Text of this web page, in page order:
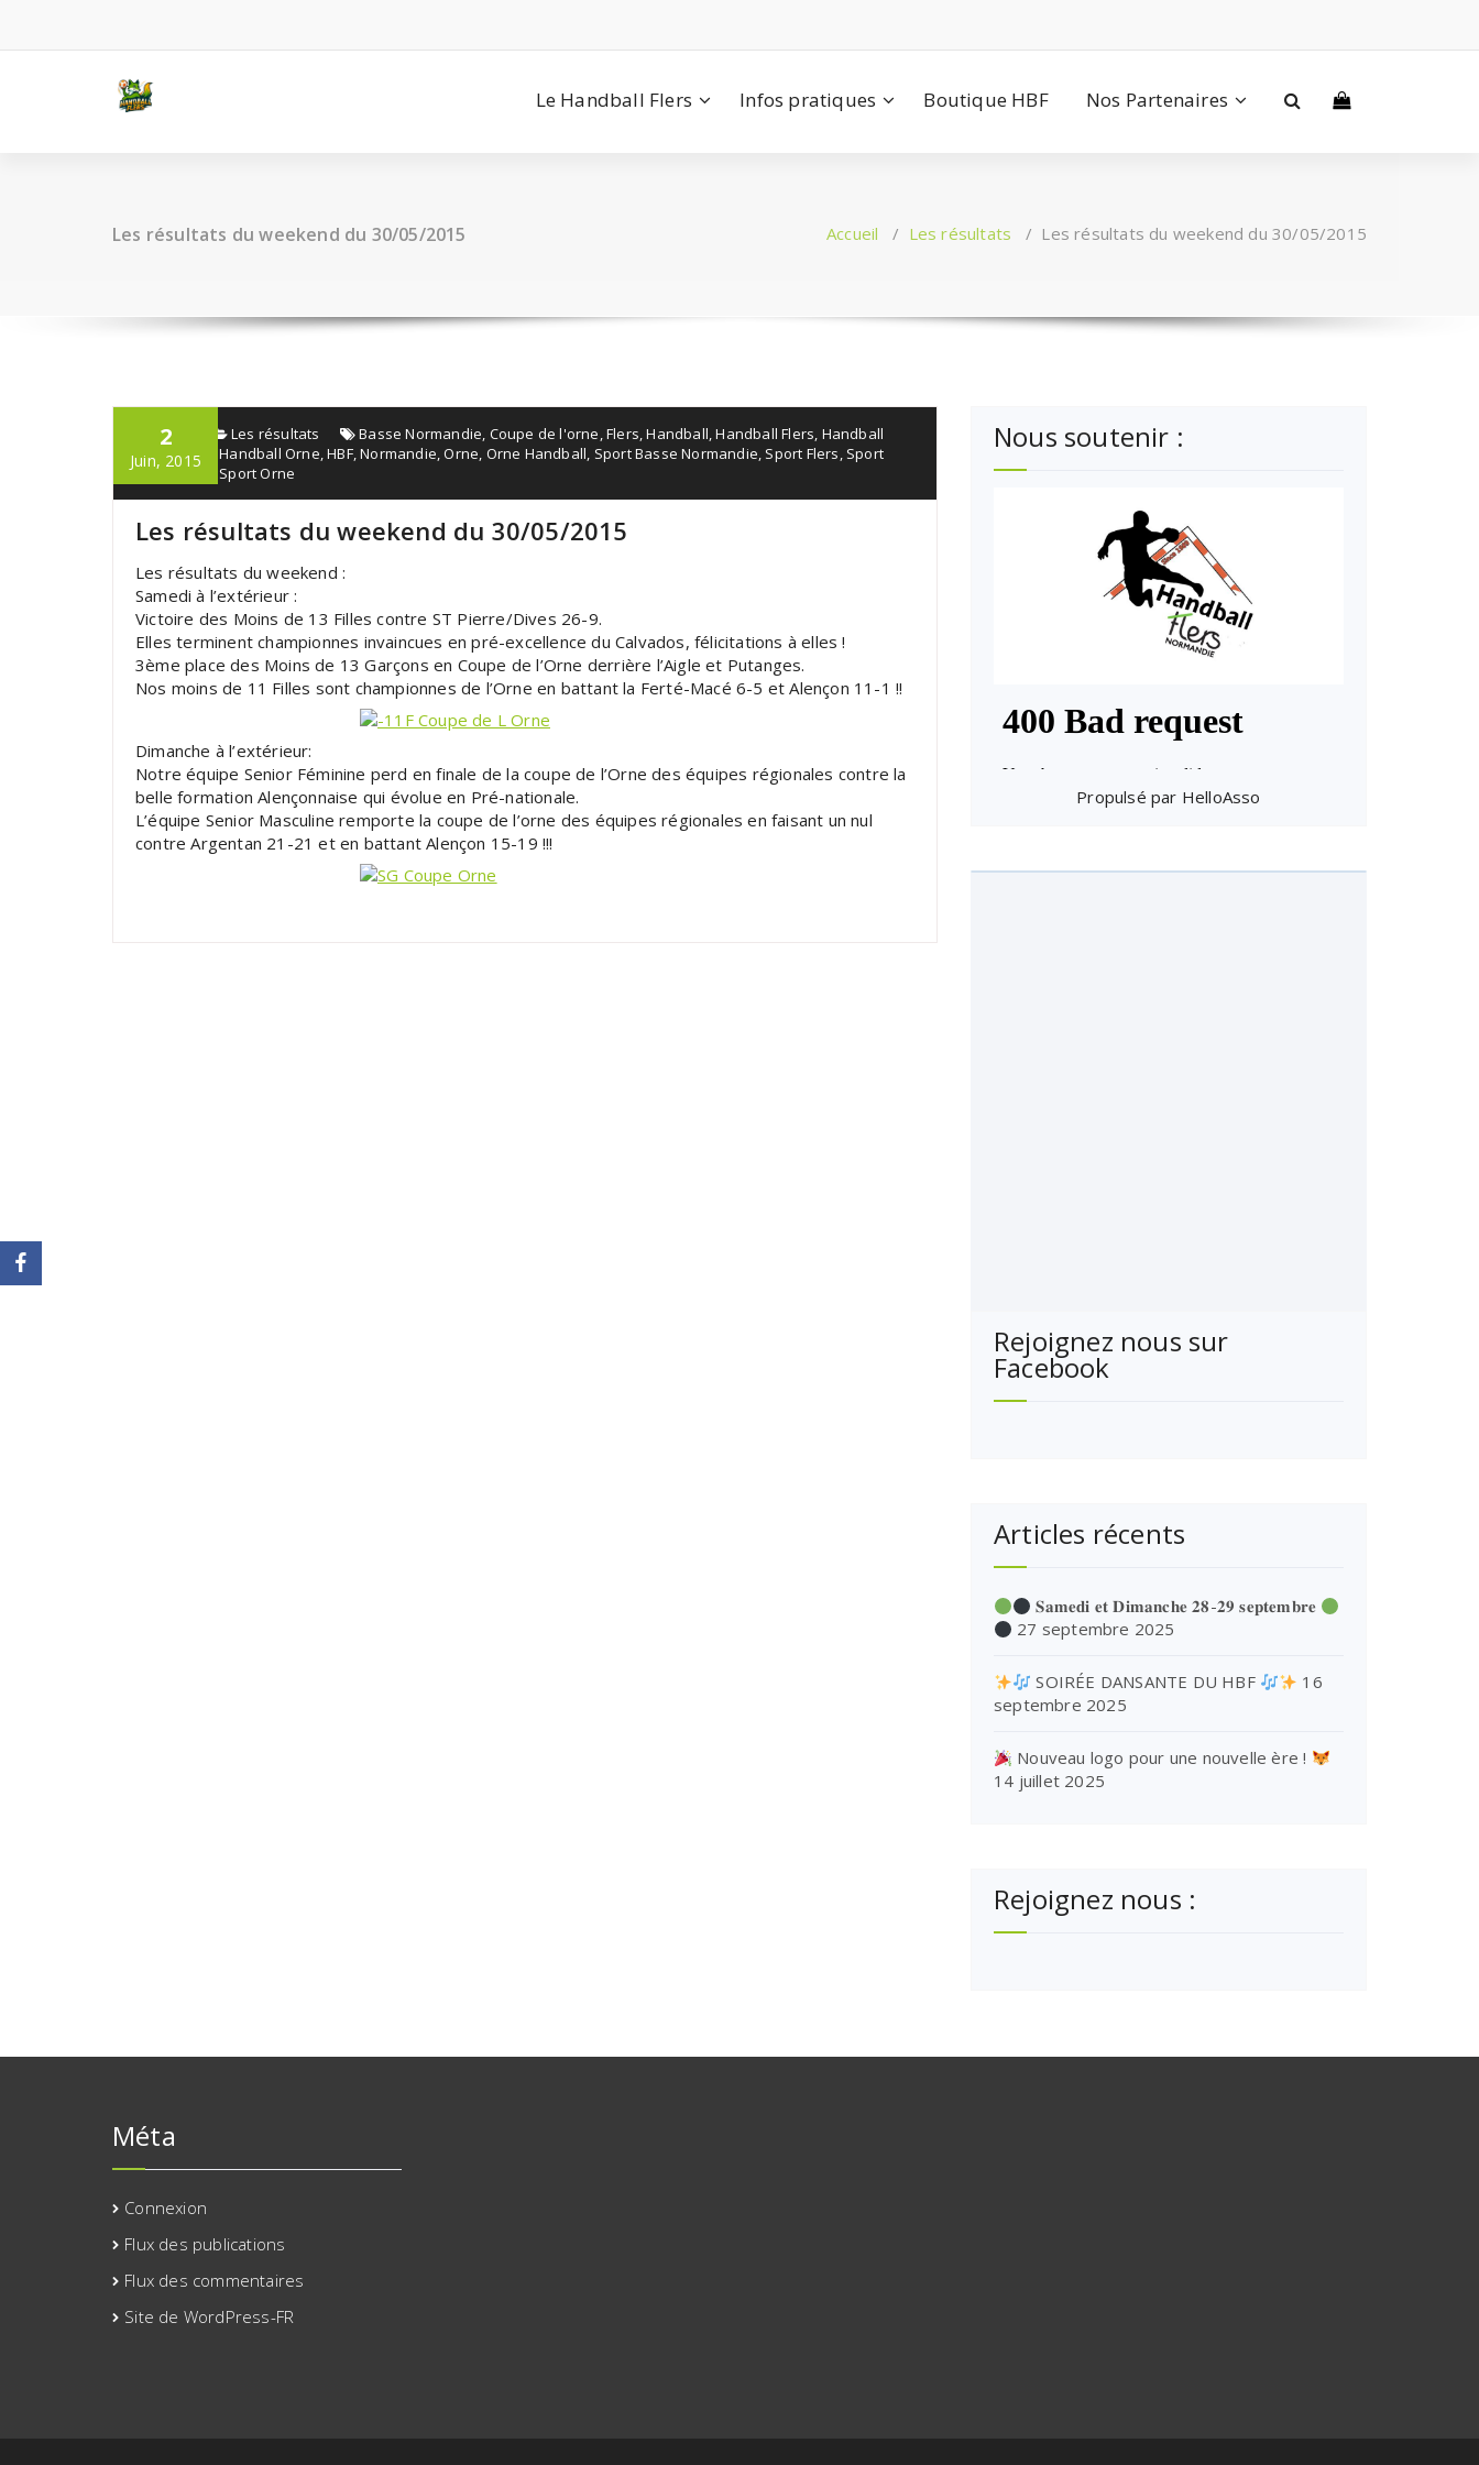
contenu
Le Handball Flers Infos pratiques Boutique HBF Nos Partenaires
Les résultats du weekend du 30/05/2015 Accueil / Les résultats / Les résultats du weekend du 30/05/2015
2
Juin, 2015
admin Les résultats Basse Normandie, Coupe de l'orne,Flers,Handball,Handball Flers, Handball
Normandie
,Handball Orne,HBF,Normandie,Orne, Orne Handball, Sport Basse Normandie, Sport Flers, Sport
Normandie
Sport Orne
Les résultats du weekend du 30/05/2015
Les résultats du weekend :
Samedi à l’extérieur :
Victoire des Moins de 13 Filles contre ST Pierre/Dives 26-9.
Elles terminent championnes invaincues en pré-excellence du Calvados, félicitations à elles !
3ème place des Moins de 13 Garçons en Coupe de l’Orne derrière l’Aigle et Putanges.
Nos moins de 11 Filles sont championnes de l’Orne en battant la Ferté-Macé 6-5 et Alençon 11-1 !!
Dimanche à l’extérieur:
Notre équipe Senior Féminine perd en finale de la coupe de l’Orne des équipes régionales contre la
belle formation Alençonnaise qui évolue en Pré-nationale.
L’équipe Senior Masculine remporte la coupe de l’orne des équipes régionales en faisant un nul
contre Argentan 21-21 et en battant Alençon 15-19 !!!
Nous soutenir :
Propulsé par HelloAsso
Rejoignez nous sur
Facebook
Articles récents
𝐒𝐚𝐦𝐞𝐝𝐢 𝐞𝐭 𝐃𝐢𝐦𝐚𝐧𝐜𝐡𝐞 𝟐𝟖-𝟐𝟗 𝐬𝐞𝐩𝐭𝐞𝐦𝐛𝐫𝐞
27 septembre 2025
SOIRÉE DANSANTE DU HBF
16
septembre 2025
Nouveau logo pour une nouvelle ère !
14 juillet 2025
Rejoignez nous :
Méta
Connexion
Flux des publications
Flux des commentaires
Site de WordPress-FR